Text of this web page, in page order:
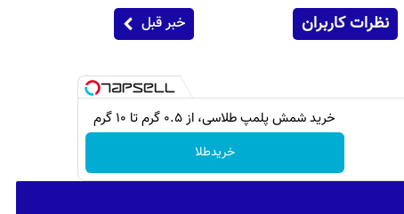
نظرات کاربران خبر قبل
خرید شمش پلمپ طلاسی، از ۰.۵ گرم تا ۱۰ گرم
خریدطلا